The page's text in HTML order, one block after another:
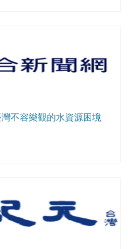
不容樂觀的水資源困境